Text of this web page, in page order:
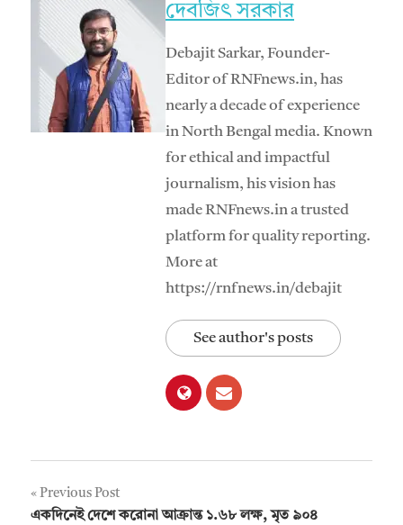
দেবজিৎ সরকার
Debajit Sarkar, Founder-
Editor of RNFnews.in, has
nearly a decade of experience
in North Bengal media. Known
for ethical and impactful
journalism, his vision has
made RNFnews.in a trusted
platform for quality reporting.
More at
https://rnfnews.in/debajit
See author's posts
Post
Previous Post
একদিনেই দেশে করোনা আক্রান্ত ১.৬৮ লক্ষ, মৃত ৯০৪